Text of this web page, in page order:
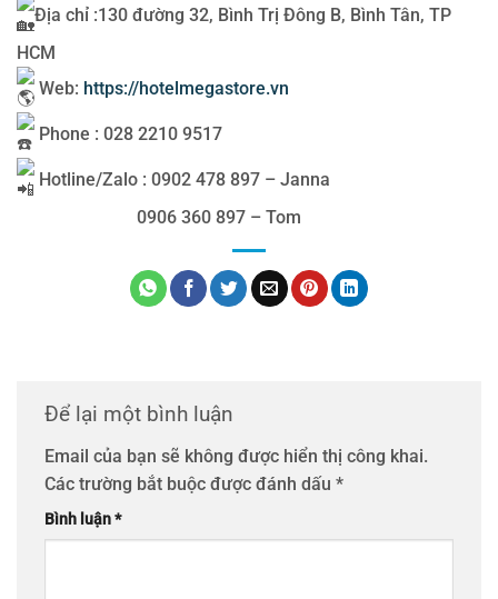
Địa chỉ :130 đường 32, Bình Trị Đông B, Bình Tân, TP
HCM
Web: https://hotelmegastore.vn
Phone : 028 2210 9517
Hotline/Zalo : 0902 478 897 – Janna
0906 360 897 – Tom
Để lại một bình luận
Email của bạn sẽ không được hiển thị công khai.
Các trường bắt buộc được đánh dấu *
Bình luận*